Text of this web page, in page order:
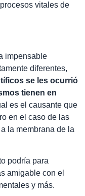
vitales de
impensable
diferentes,
se les ocurrió
tienen en
es el causante que
en el caso de las
la membrana de la
podría para
amigable con el
y más.